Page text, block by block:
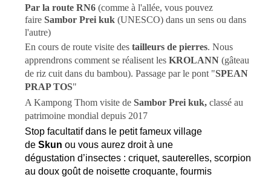
Par la route RN6(comme à l'allée, vous pouvez
faireSambor Prei kuk (UNESCO) dans un sens ou dans
l'autre)
En cours de route visite destailleurs de pierres. Nous
apprendrons comment se réalisent lesKROLANN(gâteau
de riz cuit dans du bambou). Passage par le pont "SPEAN
PRAP TOS"
A Kampong Thom visite deSambor Prei kuk,classé au
patrimoine mondial depuis 2017
Stop facultatif dans le petit fameux village
deSkunou vous aurez droit à une
dégustation d’insectes : criquet, sauterelles, scorpion
au doux goût de noisette croquante, fourmis